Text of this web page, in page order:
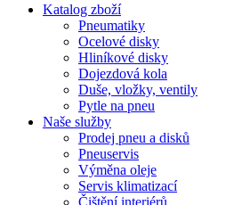
Katalog zboží
Pneumatiky
Ocelové disky
Hliníkové disky
Dojezdová kola
Duše, vložky, ventily
Pytle na pneu
Naše služby
Prodej pneu a disků
Pneuservis
Výměna oleje
Servis klimatizací
Čištění interiérů